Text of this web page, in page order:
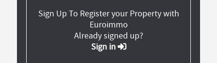
Sign Up To Register your Property with
Euroimmo
Already signed up?
Sign in